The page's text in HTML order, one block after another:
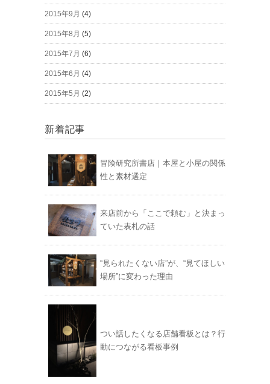
2015年9月 (4)
2015年8月 (5)
2015年7月 (6)
2015年6月 (4)
2015年5月 (2)
新着記事
冒険研究所書店｜本屋と小屋の関係
性と素材選定
来店前から「ここで頼む」と決まっ
ていた表札の話
“見られたくない店”が、“見てほしい
場所”に変わった理由
つい話したくなる店舗看板とは？行
動につながる看板事例